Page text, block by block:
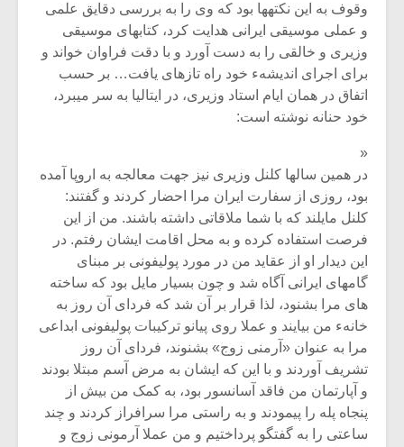
وقوف به این نکته‏ها بود که وی را به بررسی دقایق علمی
و عملی موسیقی ایرانی هدایت کرد، کتابهای‏ موسیقی
وزیری و خالقی را به دست آورد و با دقت فراوان خواند و
برای اجرای اندیشهء خود راه تازه‏ای یافت… بر حسب
اتفاق در همان ایام استاد وزیری، در ایتالیا به سر می‏برد،
خود حنانه نوشته است:
«
در همین سال‏ها کلنل وزیری نیز جهت معالجه به اروپا آمده
بود، روزی از سفارت ایران مرا احضار کردند و گفتند:
کلنل مایلند که با شما ملاقاتی داشته باشند. من از این
فرصت استفاده کرده و به محل اقامت ایشان رفتم. در
این دیدار او از عقاید من‏ در مورد پولیفونی بر مبنای
گامهای ایرانی آگاه شد و چون بسیار مایل بود که‏ ساخته‏
های مرا بشنود، لذا قرار بر آن شد که فردای آن روز به
خانهء من بیایند و عملا روی پیانو ترکیبات پولیفونی ابداعی
مرا به عنوان «آرمنی زوج» بشنوند، فردای آن روز
تشریف آوردند و با این که ایشان به مرض آسم مبتلا بودند
و آپارتمان من فاقد آسانسور بود، به کمک من بیش از
پنجاه پله را پیمودند و به راستی مرا سرافراز کردند و چند
ساعتی را به گفتگو پرداختیم و من عملا آرمونی زوج و
میکلوش روژا
متن فیلم «متری
شیش و نیم»
اگر نمی توانی
مشهورترین باشی،
بدنام ترین باش
موسیقی
سکانسی